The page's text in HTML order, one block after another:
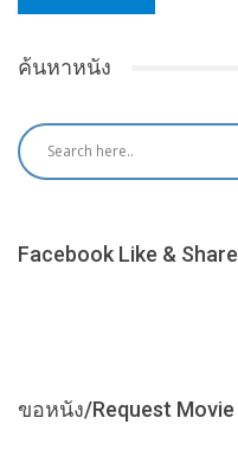
ค้นหาหนัง
Facebook Like & Share
ขอหนัง/Request Movie